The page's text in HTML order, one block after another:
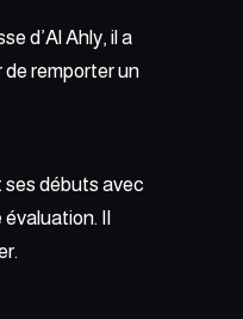
d’Al Ahly, il a
remporter un
ses débuts avec
évaluation. Il